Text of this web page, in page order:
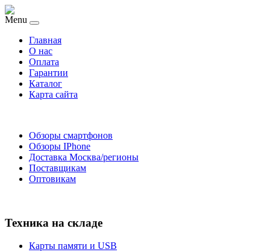
Menu
Главная
O нас
Оплата
Гарантии
Каталог
Карта сайта
Обзоры смартфонов
Обзоры IPhone
Доставка Москва/регионы
Поставщикам
Оптовикам
Техника на складе
Карты памяти и USB